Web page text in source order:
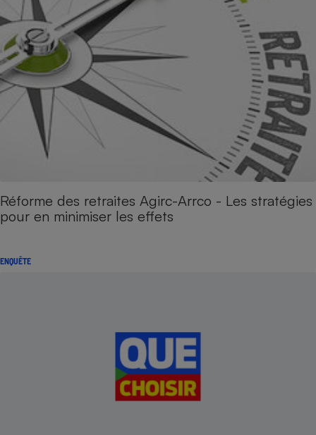
Réforme des retraites Agirc-Arrco - Les stratégies
pour en minimiser les effets
ENQUÊTE